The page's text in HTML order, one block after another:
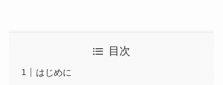
目次
はじめに